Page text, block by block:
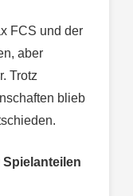
FCS und der
aber
Trotz
blieb
Spielanteilen